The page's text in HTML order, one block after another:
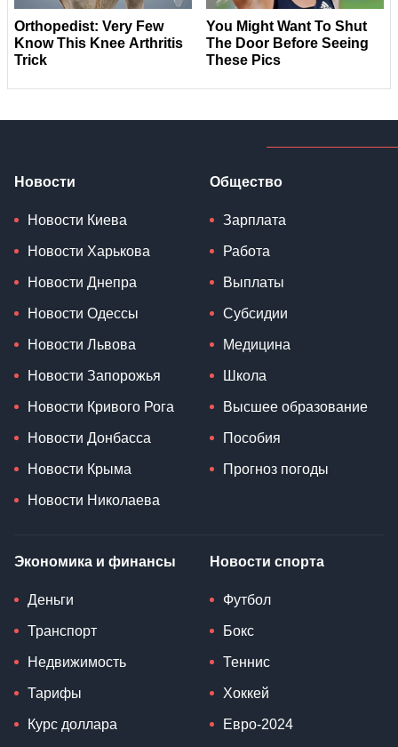
Новости
Новости Киева
Новости Харькова
Новости Днепра
Новости Одессы
Новости Львова
Новости Запорожья
Новости Кривого Рога
Новости Донбасса
Новости Крыма
Новости Николаева
Общество
Зарплата
Работа
Выплаты
Субсидии
Медицина
Школа
Высшее образование
Пособия
Прогноз погоды
Экономика и финансы
Деньги
Транспорт
Недвижимость
Тарифы
Курс доллара
Новости спорта
Футбол
Бокс
Теннис
Хоккей
Евро-2024